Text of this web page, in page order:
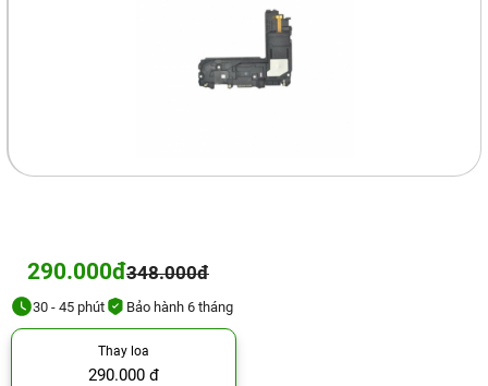
290.000đ348.000đ
30 - 45 phút Bảo hành 6 tháng
Thay loa
290.000 đ